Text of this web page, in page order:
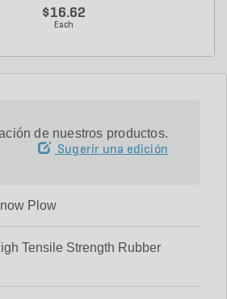
$16.62
Each
de nuestros productos.
Sugerir una edición
Plow
Tensile Strength Rubber